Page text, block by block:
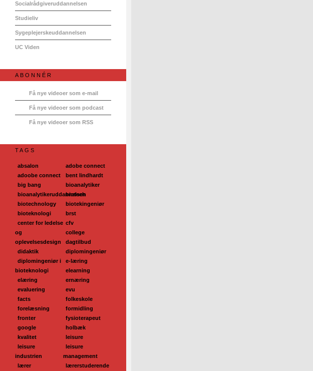
Socialrådgiveruddannelsen
Studieliv
Sygeplejerskeuddannelsen
UC Viden
ABONNÉR
Få nye videoer som e-mail
Få nye videoer som podcast
Få nye videoer som RSS
TAGS
absalon
adobe connect
adoobe connect
bent lindhardt
big bang
bioanalytiker
bioanalytikeruddannelsen
biotech
biotechnology
biotekingeniør
bioteknologi
brst
center for ledelse
og
oplevelsesdesign
cfv
college
dagtilbud
didaktik
diplomingeniør
diplomingeniør i
bioteknologi
e-læring
elearning
elæring
ernæring
evaluering
evu
facts
folkeskole
forelæsning
formidling
fronter
fysioterapeut
google
holbæk
kvalitet
leisure
leisure
industrien
leisure
management
lærer
lærerstuderende